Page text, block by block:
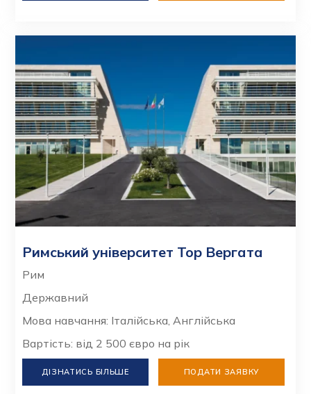
Римський університет Тор Вергата
Рим
Державний
Мова навчання: Італійська, Англійська
Вартість: від 2 500 євро на рік
ДІЗНАТИСЬ БІЛЬШЕ ПОДАТИ ЗАЯВКУ